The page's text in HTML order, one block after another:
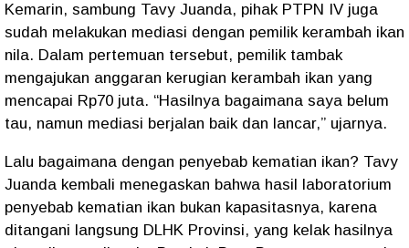
Kemarin, sambung Tavy Juanda, pihak PTPN IV juga
sudah melakukan mediasi dengan pemilik kerambah ikan
nila. Dalam pertemuan tersebut, pemilik tambak
mengajukan anggaran kerugian kerambah ikan yang
mencapai Rp70 juta. “Hasilnya bagaimana saya belum
tau, namun mediasi berjalan baik dan lancar,” ujarnya.
Lalu bagaimana dengan penyebab kematian ikan? Tavy
Juanda kembali menegaskan bahwa hasil laboratorium
penyebab kematian ikan bukan kapasitasnya, karena
ditangani langsung DLHK Provinsi, yang kelak hasilnya